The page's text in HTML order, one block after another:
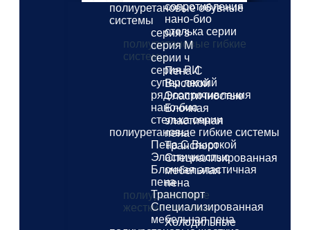
сопротивления
нано-био
стелька серии
полиуретановые гибкие
системы
Пена С
Высокой
Эластичностью
Блочная
эластичная
пена
Транспорт
Специализированная
мебельная
пена
полиуретановые
жесткие системы
Холодильные
полиуретановые обувные
системы
серия s
серия M
серии ч
серия РИ
супер легкий
ряд сопротивления
нано-био
стелька серии
полиуретановые гибкие системы
Пена С Высокой
Эластичностью
Блочная эластичная
пена
Транспорт
Специализированная
мебельная пена